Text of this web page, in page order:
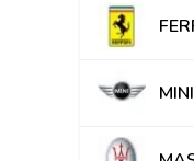
MINI